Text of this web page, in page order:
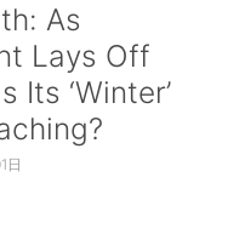
As
Lays Off
Its ‘Winter’
日